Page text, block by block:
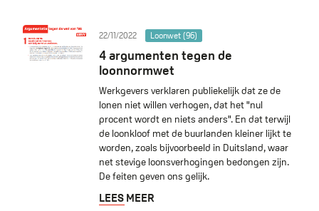
22/11/2022 Loonwet (96)
4 argumenten tegen de
loonnormwet
Werkgevers verklaren publiekelijk dat ze de
lonen niet willen verhogen, dat het "nul
procent wordt en niets anders". En dat terwijl
de loonkloof met de buurlanden kleiner lijkt te
worden, zoals bijvoorbeeld in Duitsland, waar
net stevige loonsverhogingen bedongen zijn.
De feiten geven ons gelijk.
LEES MEER